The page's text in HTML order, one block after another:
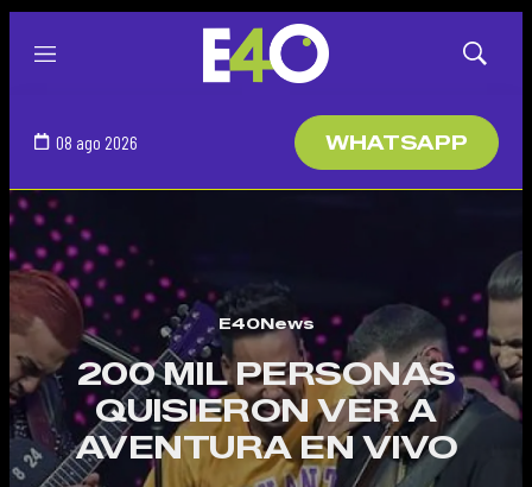
Menú
Mostrar
08 ago 2026 WHATSAPP
E40News
200 MIL PERSONAS
QUISIERON VER A
AVENTURA EN VIVO